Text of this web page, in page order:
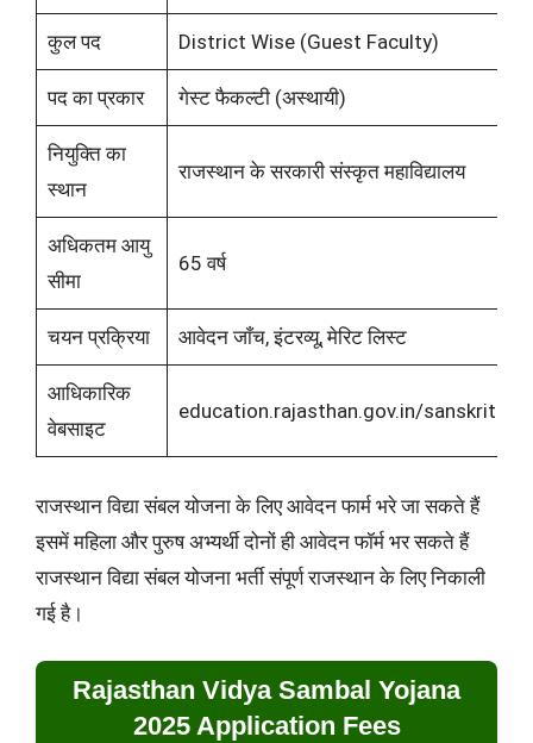
कुल पद District Wise (Guest Faculty)
पद का प्रकार गेस्ट फैकल्टी (अस्थायी)
नियुक्ति का
स्थान
राजस्थान के सरकारी संस्कृत महाविद्यालय
अधिकतम आयु
सीमा
65 वर्ष
चयन प्रक्रिया आवेदन जाँच, इंटरव्यू, मेरिट लिस्ट
आधिकारिक
वेबसाइट
education.rajasthan.gov.in/sanskrit
राजस्थान विद्या संबल योजना के लिए आवेदन फार्म भरे जा सकते हैं
इसमें महिला और पुरुष अभ्यर्थी दोनों ही आवेदन फॉर्म भर सकते हैं
राजस्थान विद्या संबल योजना भर्ती संपूर्ण राजस्थान के लिए निकाली
गई है।
Rajasthan Vidya Sambal Yojana
2025 Application Fees